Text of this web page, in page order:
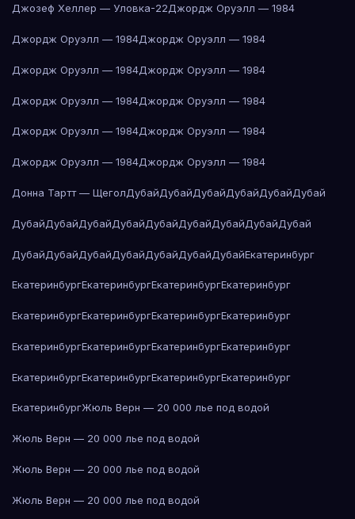
Джозеф Хеллер — Уловка-22Джордж Оруэлл — 1984
Джордж Оруэлл — 1984Джордж Оруэлл — 1984
Джордж Оруэлл — 1984Джордж Оруэлл — 1984
Джордж Оруэлл — 1984Джордж Оруэлл — 1984
Джордж Оруэлл — 1984Джордж Оруэлл — 1984
Джордж Оруэлл — 1984Джордж Оруэлл — 1984
Донна Тартт — ЩеголДубайДубайДубайДубайДубайДубай
ДубайДубайДубайДубайДубайДубайДубайДубайДубай
ДубайДубайДубайДубайДубайДубайДубайЕкатеринбург
ЕкатеринбургЕкатеринбургЕкатеринбургЕкатеринбург
ЕкатеринбургЕкатеринбургЕкатеринбургЕкатеринбург
ЕкатеринбургЕкатеринбургЕкатеринбургЕкатеринбург
ЕкатеринбургЕкатеринбургЕкатеринбургЕкатеринбург
ЕкатеринбургЖюль Верн — 20 000 лье под водой
Жюль Верн — 20 000 лье под водой
Жюль Верн — 20 000 лье под водой
Жюль Верн — 20 000 лье под водой